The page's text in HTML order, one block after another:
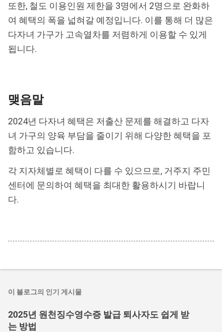
또한, 철도 이용인원 제한을 3명에서 2명으로 완화하
여 혜택의 폭을 넓혀갈 예정입니다. 이를 통해 더 많은
다자녀 가구가 고속열차를 저렴하게 이용할 수 있게
됩니다.
맺음말
2024년 다자녀 혜택은 저출산 문제를 해결하고 다자
녀 가구의 양육 부담을 줄이기 위해 다양한 혜택을 포
함하고 있습니다.
각 지자체별로 혜택이 다를 수 있으므로, 거주지 주민
센터에 문의하여 혜택을 최대한 활용하시기 바랍니
다.
이 블로그의 인기 게시물
2025년 원천징수영수증 발급 퇴사자도 쉽게 받
는 방법